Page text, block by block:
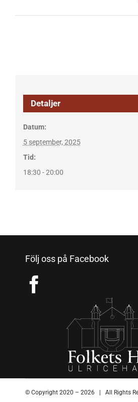
Detaljer
Datum:
5 september, 2025
Tid:
18:30 - 20:00
Följ oss på Facebook
© Copyright 2020 – 2026 | All Rights